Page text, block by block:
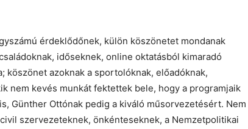
érdeklődőnek, külön köszönetet mondanak
időseknek, online oktatásból kimaradó
köszönet azoknak a sportolóknak, előadóknak,
nem kevés munkát fektettek bele, hogy a programjaik
Günther Ottónak pedig a kiváló műsorvezetésért. Nem
szervezeteknek, önkénteseknek, a Nemzetpolitikai